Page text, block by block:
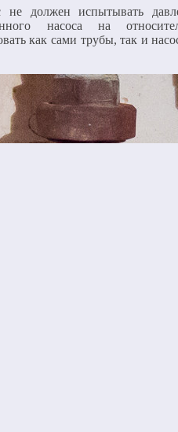
не должен испытывать
насоса на
как сами трубы, так и